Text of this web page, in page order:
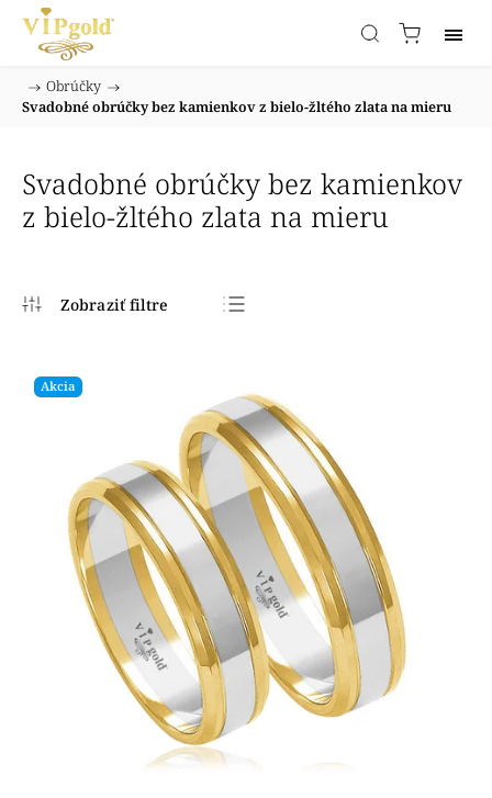
Domov
/ Obrúčky /
Svadobné obrúčky bez kamienkov z bielo-žltého zlata na mieru
Svadobné obrúčky bez kamienkov
z bielo-žltého zlata na mieru
Najdrahšie
Abecedne
Akcia